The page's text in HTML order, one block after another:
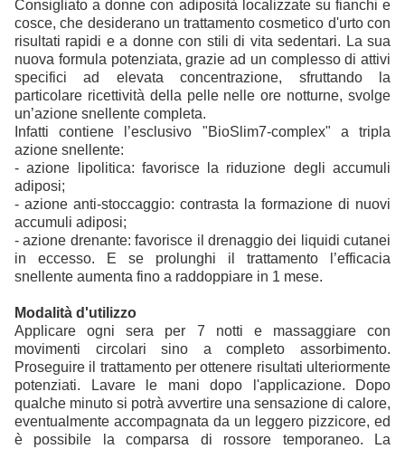
Consigliato a donne con adiposità localizzate su fianchi e
cosce, che desiderano un trattamento cosmetico d'urto con
risultati rapidi e a donne con stili di vita sedentari. La sua
nuova formula potenziata, grazie ad un complesso di attivi
specifici ad elevata concentrazione, sfruttando la
particolare ricettività della pelle nelle ore notturne, svolge
un’azione snellente completa.
Infatti contiene l’esclusivo "BioSlim7-complex" a tripla
azione snellente:
- azione lipolitica: favorisce la riduzione degli accumuli
adiposi;
- azione anti-stoccaggio: contrasta la formazione di nuovi
accumuli adiposi;
- azione drenante: favorisce il drenaggio dei liquidi cutanei
in eccesso. E se prolunghi il trattamento l’efficacia
snellente aumenta fino a raddoppiare in 1 mese.
Modalità d'utilizzo
Applicare ogni sera per 7 notti e massaggiare con
movimenti circolari sino a completo assorbimento.
Proseguire il trattamento per ottenere risultati ulteriormente
potenziati. Lavare le mani dopo l'applicazione. Dopo
qualche minuto si potrà avvertire una sensazione di calore,
eventualmente accompagnata da un leggero pizzicore, ed
è possibile la comparsa di rossore temporaneo. La